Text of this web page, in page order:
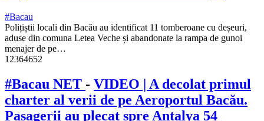
#Bacau
Polițiștii locali din Bacău au identificat 11 tomberoane cu deșeuri,
aduse din comuna Letea Veche și abandonate la rampa de gunoi
menajer de pe…
12364652
#Bacau NET - VIDEO | A decolat primul
charter al verii de pe Aeroportul Bacău.
Pasagerii au plecat spre Antalya 54